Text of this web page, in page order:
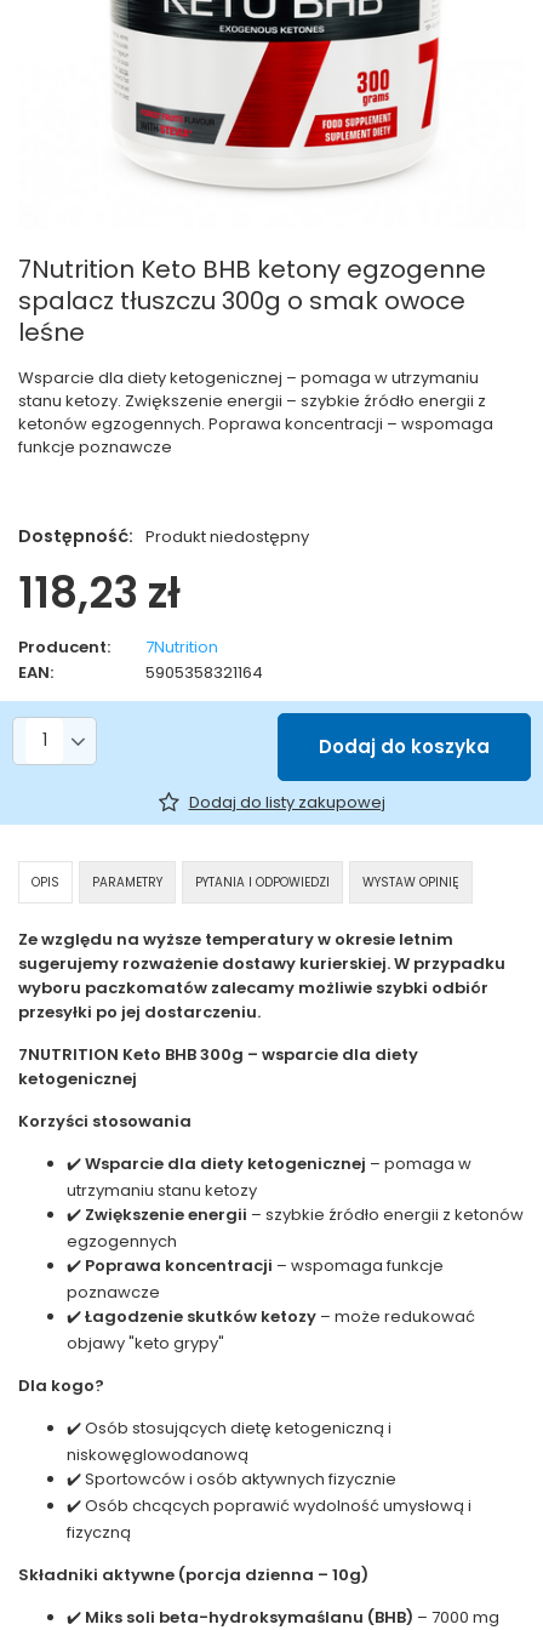
7Nutrition Keto BHB ketony egzogenne
spalacz tłuszczu 300g o smak owoce
leśne
Wsparcie dla diety ketogenicznej – pomaga w utrzymaniu
stanu ketozy. Zwiększenie energii – szybkie źródło energii z
ketonów egzogennych. Poprawa koncentracji – wspomaga
funkcje poznawcze
Dostępność: Produkt niedostępny
118,23 zł
Producent:
7Nutrition
EAN:
5905358321164
Liczba produktów
Dodaj do koszyka
Dodaj do listy zakupowej
OPIS PARAMETRY PYTANIA I ODPOWIEDZI WYSTAW OPINIĘ
Ze względu na wyższe temperatury w okresie letnim
sugerujemy rozważenie dostawy kurierskiej. W przypadku
wyboru paczkomatów zalecamy możliwie szybki odbiór
przesyłki po jej dostarczeniu.
7NUTRITION Keto BHB 300g – wsparcie dla diety
ketogenicznej
Korzyści stosowania
✔️Wsparcie dla diety ketogenicznej – pomaga w
utrzymaniu stanu ketozy
✔️ Zwiększenie energii – szybkie źródło energii z ketonów
egzogennych
✔️ Poprawa koncentracji – wspomaga funkcje
poznawcze
✔️Łagodzenie skutków ketozy – może redukować
objawy "keto grypy"
Dla kogo?
✔️ Osób stosujących dietę ketogeniczną i
niskowęglowodanową
✔️ Sportowców i osób aktywnych fizycznie
✔️ Osób chcących poprawić wydolność umysłową i
fizyczną
Składniki aktywne (porcja dzienna – 10g)
✔️ Miks soli beta-hydroksymaślanu (BHB) – 7000 mg